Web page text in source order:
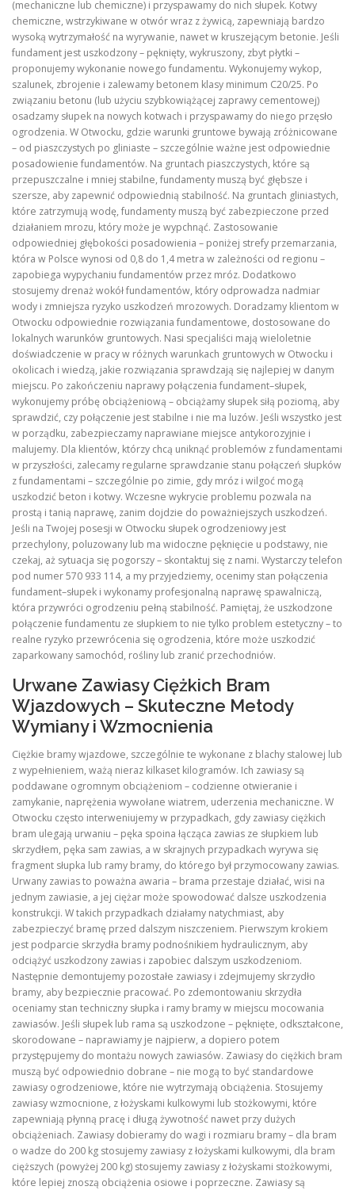
(mechaniczne lub chemiczne) i przyspawamy do nich słupek. Kotwy
chemiczne, wstrzykiwane w otwór wraz z żywicą, zapewniają bardzo
wysoką wytrzymałość na wyrywanie, nawet w kruszejącym betonie. Jeśli
fundament jest uszkodzony – pęknięty, wykruszony, zbyt płytki –
proponujemy wykonanie nowego fundamentu. Wykonujemy wykop,
szalunek, zbrojenie i zalewamy betonem klasy minimum C20/25. Po
związaniu betonu (lub użyciu szybkowiążącej zaprawy cementowej)
osadzamy słupek na nowych kotwach i przyspawamy do niego przęsło
ogrodzenia. W Otwocku, gdzie warunki gruntowe bywają zróżnicowane
– od piaszczystych po gliniaste – szczególnie ważne jest odpowiednie
posadowienie fundamentów. Na gruntach piaszczystych, które są
przepuszczalne i mniej stabilne, fundamenty muszą być głębsze i
szersze, aby zapewnić odpowiednią stabilność. Na gruntach gliniastych,
które zatrzymują wodę, fundamenty muszą być zabezpieczone przed
działaniem mrozu, który może je wypchnąć. Zastosowanie
odpowiedniej głębokości posadowienia – poniżej strefy przemarzania,
która w Polsce wynosi od 0,8 do 1,4 metra w zależności od regionu –
zapobiega wypychaniu fundamentów przez mróz. Dodatkowo
stosujemy drenaż wokół fundamentów, który odprowadza nadmiar
wody i zmniejsza ryzyko uszkodzeń mrozowych. Doradzamy klientom w
Otwocku odpowiednie rozwiązania fundamentowe, dostosowane do
lokalnych warunków gruntowych. Nasi specjaliści mają wieloletnie
doświadczenie w pracy w różnych warunkach gruntowych w Otwocku i
okolicach i wiedzą, jakie rozwiązania sprawdzają się najlepiej w danym
miejscu. Po zakończeniu naprawy połączenia fundament–słupek,
wykonujemy próbę obciążeniową – obciążamy słupek siłą poziomą, aby
sprawdzić, czy połączenie jest stabilne i nie ma luzów. Jeśli wszystko jest
w porządku, zabezpieczamy naprawiane miejsce antykorozyjnie i
malujemy. Dla klientów, którzy chcą uniknąć problemów z fundamentami
w przyszłości, zalecamy regularne sprawdzanie stanu połączeń słupków
z fundamentami – szczególnie po zimie, gdy mróz i wilgoć mogą
uszkodzić beton i kotwy. Wczesne wykrycie problemu pozwala na
prostą i tanią naprawę, zanim dojdzie do poważniejszych uszkodzeń.
Jeśli na Twojej posesji w Otwocku słupek ogrodzeniowy jest
przechylony, poluzowany lub ma widoczne pęknięcie u podstawy, nie
czekaj, aż sytuacja się pogorszy – skontaktuj się z nami. Wystarczy telefon
pod numer 570 933 114, a my przyjedziemy, ocenimy stan połączenia
fundament–słupek i wykonamy profesjonalną naprawę spawalniczą,
która przywróci ogrodzeniu pełną stabilność. Pamiętaj, że uszkodzone
połączenie fundamentu ze słupkiem to nie tylko problem estetyczny – to
realne ryzyko przewrócenia się ogrodzenia, które może uszkodzić
zaparkowany samochód, rośliny lub zranić przechodniów.
Urwane Zawiasy Ciężkich Bram
Wjazdowych – Skuteczne Metody
Wymiany i Wzmocnienia
Ciężkie bramy wjazdowe, szczególnie te wykonane z blachy stalowej lub
z wypełnieniem, ważą nieraz kilkaset kilogramów. Ich zawiasy są
poddawane ogromnym obciążeniom – codzienne otwieranie i
zamykanie, naprężenia wywołane wiatrem, uderzenia mechaniczne. W
Otwocku często interweniujemy w przypadkach, gdy zawiasy ciężkich
bram ulegają urwaniu – pęka spoina łącząca zawias ze słupkiem lub
skrzydłem, pęka sam zawias, a w skrajnych przypadkach wyrywa się
fragment słupka lub ramy bramy, do którego był przymocowany zawias.
Urwany zawias to poważna awaria – brama przestaje działać, wisi na
jednym zawiasie, a jej ciężar może spowodować dalsze uszkodzenia
konstrukcji. W takich przypadkach działamy natychmiast, aby
zabezpieczyć bramę przed dalszym niszczeniem. Pierwszym krokiem
jest podparcie skrzydła bramy podnośnikiem hydraulicznym, aby
odciążyć uszkodzony zawias i zapobiec dalszym uszkodzeniom.
Następnie demontujemy pozostałe zawiasy i zdejmujemy skrzydło
bramy, aby bezpiecznie pracować. Po zdemontowaniu skrzydła
oceniamy stan techniczny słupka i ramy bramy w miejscu mocowania
zawiasów. Jeśli słupek lub rama są uszkodzone – pęknięte, odkształcone,
skorodowane – naprawiamy je najpierw, a dopiero potem
przystępujemy do montażu nowych zawiasów. Zawiasy do ciężkich bram
muszą być odpowiednio dobrane – nie mogą to być standardowe
zawiasy ogrodzeniowe, które nie wytrzymają obciążenia. Stosujemy
zawiasy wzmocnione, z łożyskami kulkowymi lub stożkowymi, które
zapewniają płynną pracę i długą żywotność nawet przy dużych
obciążeniach. Zawiasy dobieramy do wagi i rozmiaru bramy – dla bram
o wadze do 200 kg stosujemy zawiasy z łożyskami kulkowymi, dla bram
cięższych (powyżej 200 kg) stosujemy zawiasy z łożyskami stożkowymi,
które lepiej znoszą obciążenia osiowe i poprzeczne. Zawiasy są